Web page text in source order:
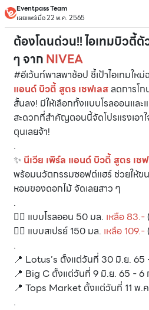
Eventpass Team
เผยแพร่เมื่อ 22 พ.ค. 2565
ต้องโดนด่วน!! ไอเทมบิวตี้
ๆ จากNIVEA
#อีเว้นท์พาสพาช้อป ชี้เป้าไอเทมให
แอนด์ บิวตี้ สูตร เชฟเลส ลดการโ
สั้นลง! มีให้เลือกทั้งแบบโรลออนและ
สะดวกที่สำคัญตอนนี้จัดโปรแรงเอาใ
ตุนเลยจ้า!
.
✨ นีเวีย เพิร์ล แอนด์ บิวตี้ สูตร เช
พร้อมนวัตกรรมซอฟต์แฮร์ ช่วยให้ข
หอมของดอกไม้ จัดเลยสาว ๆ
.
👉🏼 แบบโรลออน 50 มล. เหลือ 83.-
👉🏼 แบบสเปรย์ 150 มล. เหลือ 109.-
.
📍 Lotus’s ตั้งแต่วันที่ 30 มิ.ย.
📍 Big C ตั้งแต่วันที่ 9 มิ.ย. 65 - 6
📍 Tops Market ตั้งแต่วันที่ 11 พ
.